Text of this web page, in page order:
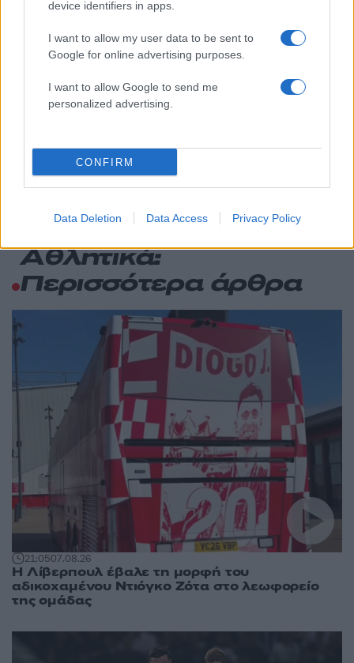
device identifiers in apps.
I want to allow my user data to be sent to
Google for online advertising purposes.
I want to allow Google to send me
personalized advertising.
CONFIRM
Data Deletion Data Access Privacy Policy
θεωρηθούν δωρεές και να επιβληθεί
φόρος – Τι ισχυεί για τις γονικές παροχές
τις φωτιές σε Αττική και Βοιωτία: «Από τα
ισχυρότερα επεισόδια των τελευταίων 50
χρόνων»
καταστροφικό πέρασμα της φωτιάς –
Ξεκίνησε η αυτοψία στα καμένα σπίτια
Αθλητικά:
Περισσότερα άρθρα
21:0507.08.26
Η Λίβερπουλ έβαλε τη μορφή του
αδικοχαμένου Ντιόγκο Ζότα στο λεωφορείο
της ομάδας